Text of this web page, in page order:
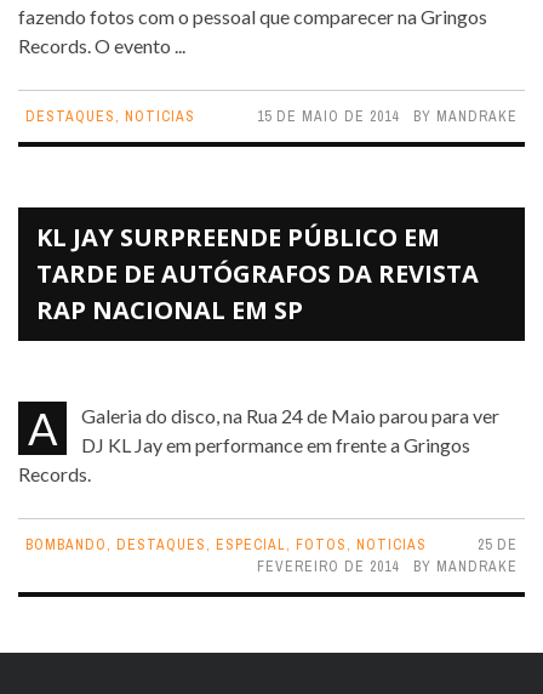
fazendo fotos com o pessoal que comparecer na Gringos
Records. O evento ...
DESTAQUES, NOTICIAS 15 DE MAIO DE 2014 BY MANDRAKE
KL JAY SURPREENDE PÚBLICO EM
TARDE DE AUTÓGRAFOS DA REVISTA
RAP NACIONAL EM SP
A Galeria do disco, na Rua 24 de Maio parou para ver
DJ KL Jay em performance em frente a Gringos
Records.
BOMBANDO, DESTAQUES, ESPECIAL, FOTOS, NOTICIAS
25 DE
FEVEREIRO DE 2014
BY MANDRAKE